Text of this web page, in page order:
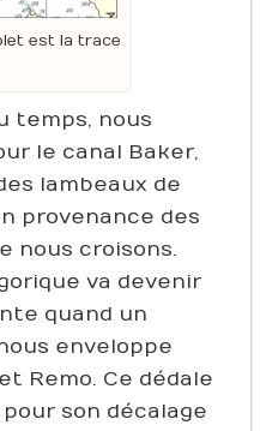
est la trace
temps, nous
le canal Baker,
lambeaux de
provenance des
nous croisons.
va devenir
quand un
enveloppe
Remo. Ce dédale
son décalage